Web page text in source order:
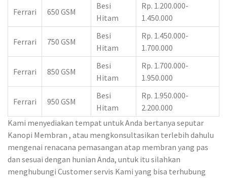
Ferrari 650 GSM
Besi
Hitam
Rp. 1.200.000-
1.450.000
Ferrari 750 GSM
Besi
Hitam
Rp. 1.450.000-
1.700.000
Ferrari 850 GSM
Besi
Hitam
Rp. 1.700.000-
1.950.000
Ferrari 950 GSM
Besi
Hitam
Rp. 1.950.000-
2.200.000
Kami menyediakan tempat untuk Anda bertanya seputar
Kanopi Membran , atau mengkonsultasikan terlebih dahulu
mengenai renacana pemasangan atap membran yang pas
dan sesuai dengan hunian Anda, untuk itu silahkan
menghubungi Customer servis Kami yang bisa terhubung